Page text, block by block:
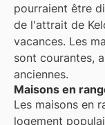
pourraient être
de l'attrait de
vacances. Les
sont courantes,
anciennes.
Maisons en
Les maisons en
logement